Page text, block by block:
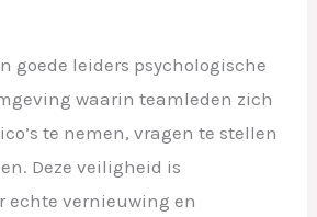
goede leiders psychologische
waarin teamleden zich
te nemen, vragen te stellen
Deze veiligheid is
echte vernieuwing en